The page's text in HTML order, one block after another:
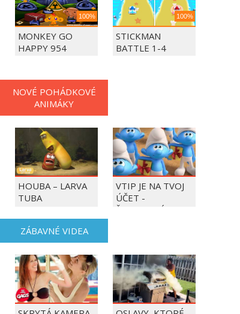
100%
MONKEY GO
HAPPY 954
100%
STICKMAN
BATTLE 1-4
NOVÉ POHÁDKOVÉ
ANIMÁKY
HOUBA – LARVA
TUBA
VTIP JE NA TVOJ
ÚČET -
ŠMOULOVÉ
ZÁBAVNÉ VIDEA